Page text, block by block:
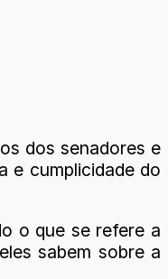
dos senadores e
e cumplicidade do
o que se refere a
sabem sobre a